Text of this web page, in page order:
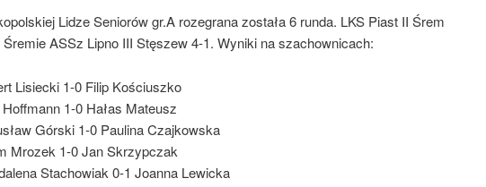
Lidze Seniorów gr.A rozegrana została 6 runda. LKS Piast II Śrem
Śremie ASSz Lipno III Stęszew 4-1. Wyniki na szachownicach:
Lisiecki 1-0 Filip Kościuszko
1-0 Hałas Mateusz
Górski 1-0 Paulina Czajkowska
Mrozek 1-0 Jan Skrzypczak
Stachowiak 0-1 Joanna Lewicka